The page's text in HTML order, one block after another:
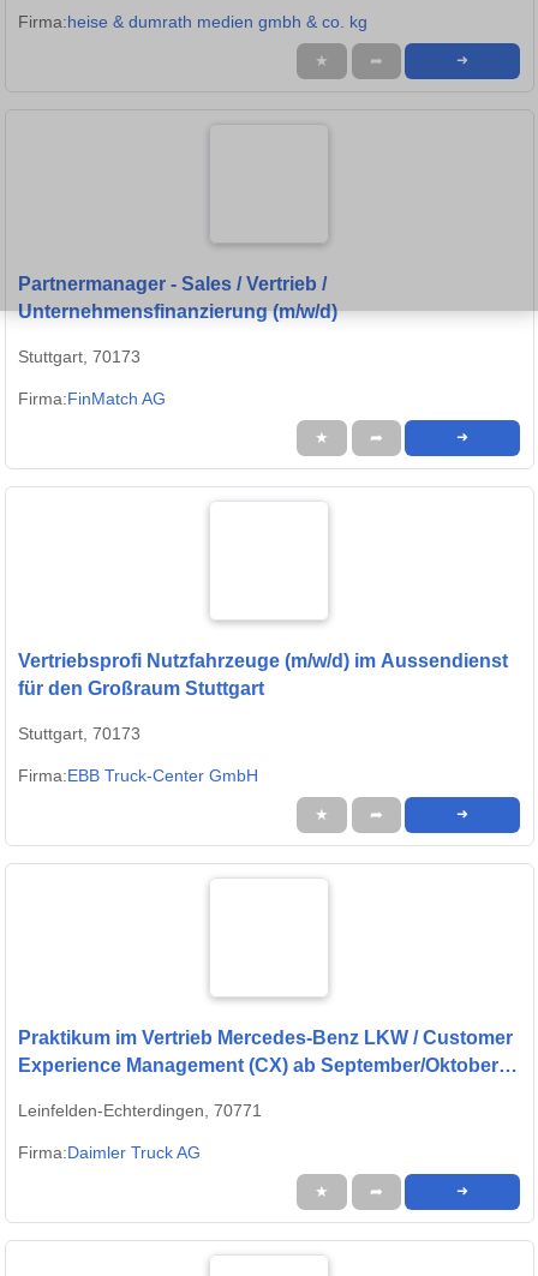
Firma:heise & dumrath medien gmbh & co. kg
★ ➦ ➜
Partnermanager - Sales / Vertrieb /
Unternehmensfinanzierung (m/w/d)
Stuttgart, 70173
Firma:FinMatch AG
★ ➦ ➜
Vertriebsprofi Nutzfahrzeuge (m/w/d) im Aussendienst
für den Großraum Stuttgart
Stuttgart, 70173
Firma:EBB Truck-Center GmbH
★ ➦ ➜
Praktikum im Vertrieb Mercedes-Benz LKW / Customer
Experience Management (CX) ab September/Oktober
Leinfelden-Echterdingen, 70771
Firma:Daimler Truck AG
★ ➦ ➜